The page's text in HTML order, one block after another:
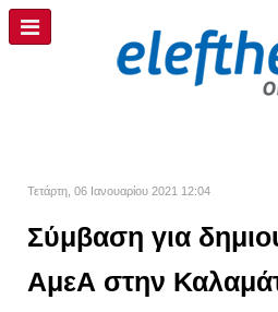
Τετάρτη, 06 Ιανουαρίου 2021 12:04
Σύμβαση για
ΑμεΑ στην